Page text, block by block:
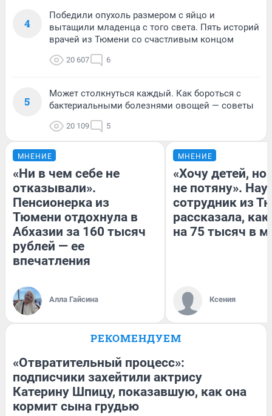
4
Победили опухоль размером с яйцо и
вытащили младенца с того света. Пять историй
врачей из Тюмени со счастливым концом
20 607 6
5
Может столкнуться каждый. Как бороться с
бактериальными болезнями овощей — советы
20 109 5
МНЕНИЕ
«Ни в чем себе не
отказывали».
Пенсионерка из
Тюмени отдохнула в
Абхазии за 160 тысяч
рублей — ее
впечатления
Алла Гайсина
МНЕНИЕ
«Хочу детей,
не потяну».
сотрудник из
рассказала,
на 75 тысяч в
Ксения
РЕКОМЕНДУЕМ
«Отвратительный процесс»:
подписчики захейтили актрису
Катерину Шпицу, показавшую, как она
кормит сына грудью